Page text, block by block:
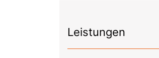
Leistungen